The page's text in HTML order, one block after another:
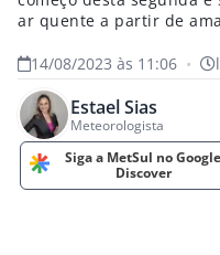
ar quente a partir de
14/08/2023 às 11:06 •
Estael Sias
Meteorologista
Siga a MetSul no Google
Discover